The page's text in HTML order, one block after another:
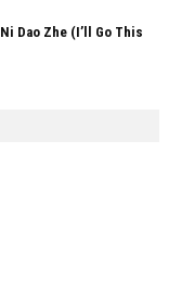
Dao Zhe (I’ll Go This